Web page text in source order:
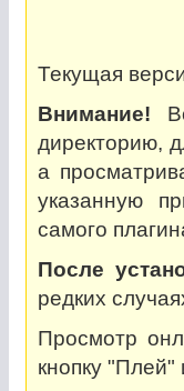
Текущая
Внимание!
директорию,
а
указанную
самого
После
редких
Просмотр
кнопку